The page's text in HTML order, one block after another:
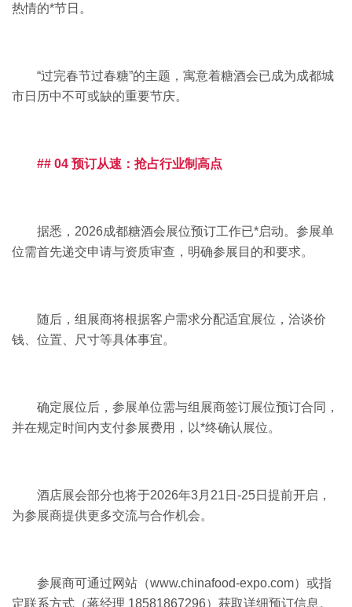
热情的*节日。
“过完春节过春糖”的主题，寓意着糖酒会已成为成都城
市日历中不可或缺的重要节庆。
## 04 预订从速：抢占行业制高点
据悉， 2026成都糖酒会展位预订工作已*启动。参展单
位需首先递交申请与资质审查，明确参展目的和要求。
随后，组展商将根据客户需求分配适宜展位，洽谈价
钱、位置、尺寸等具体事宜。
确定展位后，参展单位需与组展商签订展位预订合同，
并在规定时间内支付参展费用，以*终确认展位。
酒店展会部分也将于2026年3月21日-25日提前开启，
为参展商提供更多交流与合作机会。
参展商可通过网站（www.chinafood-expo.com）或指
定联系方式（蒋经理 18581867296）获取详细预订信息。